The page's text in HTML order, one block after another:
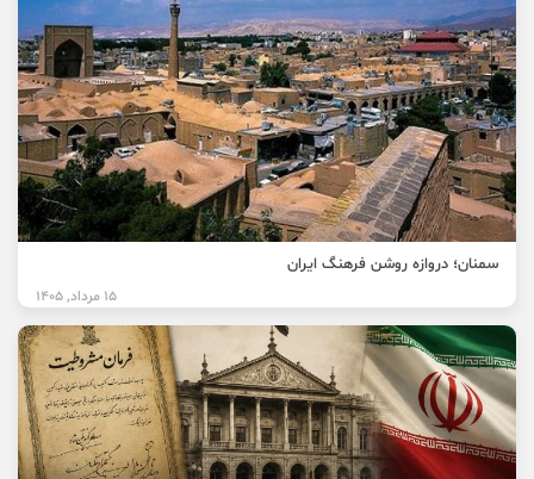
سمنان؛ دروازه روشن فرهنگ ایران
15 مرداد, 1405